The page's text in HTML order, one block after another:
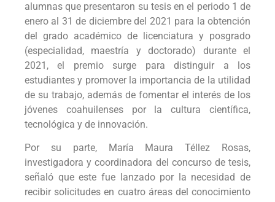
alumnas que presentaron su tesis en el periodo 1 de
enero al 31 de diciembre del 2021 para la obtención
del grado académico de licenciatura y posgrado
(especialidad, maestría y doctorado) durante el
2021, el premio surge para distinguir a los
estudiantes y promover la importancia de la utilidad
de su trabajo, además de fomentar el interés de los
jóvenes coahuilenses por la cultura científica,
tecnológica y de innovación.
Por su parte, María Maura Téllez Rosas,
investigadora y coordinadora del concurso de tesis,
señaló que este fue lanzado por la necesidad de
recibir solicitudes en cuatro áreas del conocimiento